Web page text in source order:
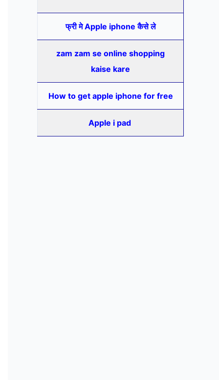
फ्री मे Apple iphone कैसे ले
zam zam se online shopping
kaise kare
How to get apple iphone for free
Apple i pad